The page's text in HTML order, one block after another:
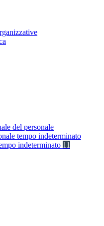
del personale
tempo indeterminato
indeterminato 11